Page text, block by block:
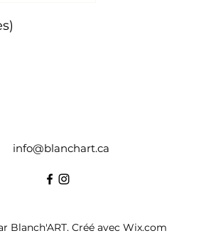
info@blanchart.ca
Blanch'ART. Créé avec Wix.com